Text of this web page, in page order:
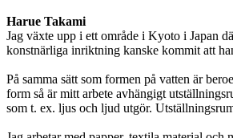
Harue Takami
Jag växte upp i ett område i Kyoto i Japan
konstnärliga inriktning kanske kommit att
På samma sätt som formen på vatten är
form så är mitt arbete avhängigt
som t. ex. ljus och ljud utgör.